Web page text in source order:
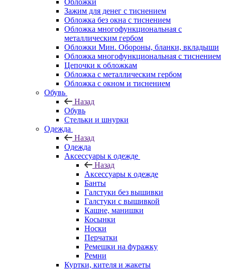
Обложки
Зажим для денег с тиснением
Обложка без окна с тиснением
Обложка многофункциональная с
металлическим гербом
Обложки Мин. Обороны, бланки, вкладыши
Обложка многофункциональная с тиснением
Цепочки к обложкам
Обложка с металлическим гербом
Обложка с окном и тиснением
Обувь
Назад
Обувь
Стельки и шнурки
Одежда
Назад
Одежда
Аксессуары к одежде
Назад
Аксессуары к одежде
Банты
Галстуки без вышивки
Галстуки с вышивкой
Кашне, манишки
Косынки
Носки
Перчатки
Ремешки на фуражку
Ремни
Куртки, кителя и жакеты